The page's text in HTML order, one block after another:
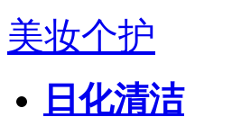
美妆个护
日化清洁